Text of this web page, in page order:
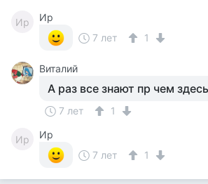
Ир
Ир
7 лет
1
Виталий
А раз все знают пр чем
7 лет 1
Ир
Ир
7 лет
1